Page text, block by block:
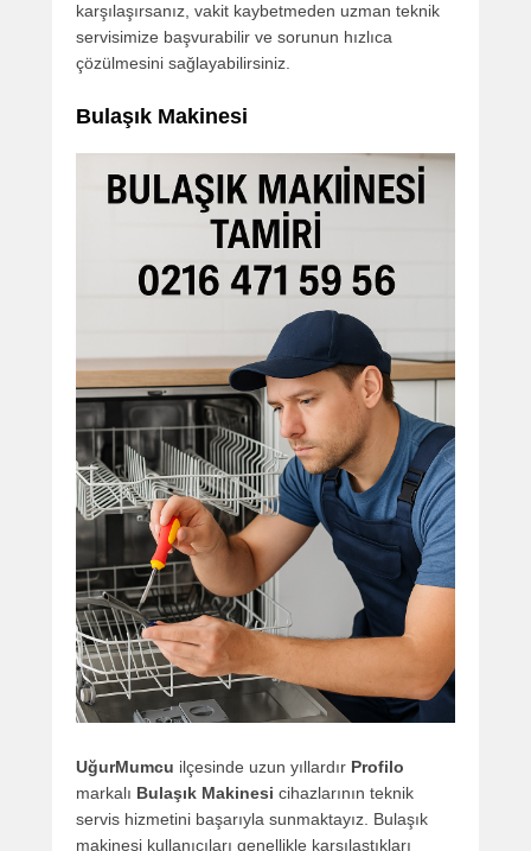
karşılaşırsanız, vakit kaybetmeden uzman teknik
servisimize başvurabilir ve sorunun hızlıca
çözülmesini sağlayabilirsiniz.
Bulaşık Makinesi
UğurMumcu ilçesinde uzun yıllardır Profilo
markalı Bulaşık Makinesi cihazlarının teknik
servis hizmetini başarıyla sunmaktayız. Bulaşık
makinesi kullanıcıları genellikle karşılaştıkları